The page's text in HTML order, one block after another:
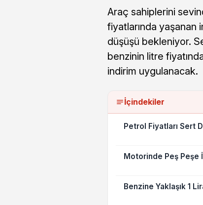
Araç sahiplerini
fiyatlarında yaşanan
düşüşü bekleniyor.
benzinin litre
indirim uygulanacak.
İçindekiler
Petrol Fiyatları Sert
Motorinde Peş Peşe
Benzine Yaklaşık 1